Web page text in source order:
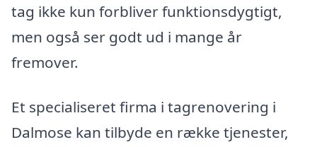
tag ikke kun forbliver funktionsdygtigt,
men også ser godt ud i mange år
fremover.
Et specialiseret firma i tagrenovering i
Dalmose kan tilbyde en række tjenester,